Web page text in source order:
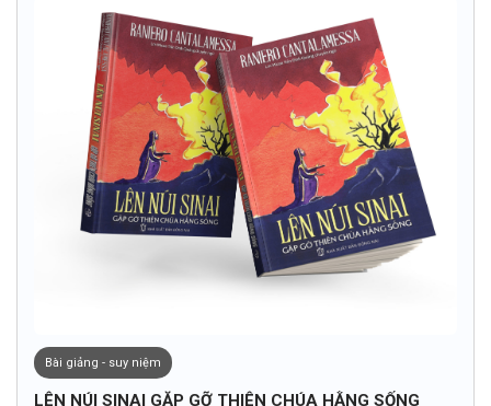
Bài giảng - suy niệm
LÊN NÚI SINAI GẶP GỠ THIÊN CHÚA HẰNG SỐNG